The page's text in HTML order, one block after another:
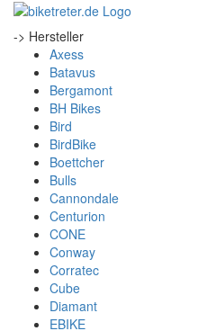
-> Hersteller
Axess
Batavus
Bergamont
BH Bikes
Bird
BirdBike
Boettcher
Bulls
Cannondale
Centurion
CONE
Conway
Corratec
Cube
Diamant
EBIKE